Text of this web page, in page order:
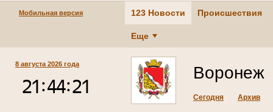
Мобильная версия 123 Новости Происшествия
Еще
8 августа 2026 года Воронеж
Сегодня Архив